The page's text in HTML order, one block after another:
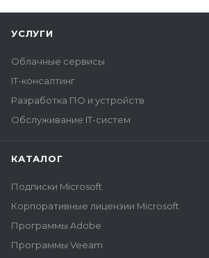
УСЛУГИ
Облачные сервисы
IT-консалтинг
Разработка ПО и устройств
Обслуживание IT-систем
КАТАЛОГ
Подписки Microsoft
Корпоративные лицензии Microsoft
Программы Adobe
Программы Veeam